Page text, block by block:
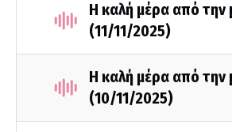
Η καλή μέρα από την
(11/11/2025)
Η καλή μέρα από την
(10/11/2025)